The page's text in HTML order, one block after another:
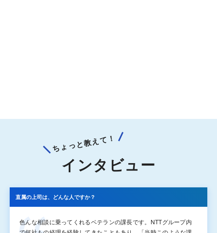
ちょっと教えて！
インタビュー
直属の上司は、どんな人ですか？
色んな相談に乗ってくれるベテランの課長です。NTTグループ内